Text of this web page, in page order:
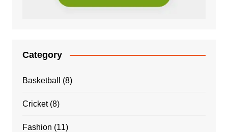
Category
Basketball (8)
Cricket(8)
Fashion (11)